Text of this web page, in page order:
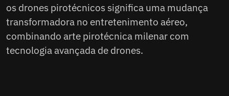
os drones pirotécnicos significa uma mudança
transformadora no entretenimento aéreo,
combinando arte pirotécnica milenar com
tecnologia avançada de drones.